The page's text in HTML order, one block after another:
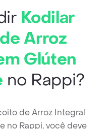
Kodilar
Arroz
Glúten
no Rappi?
de Arroz Integral
no Rappi, você deve